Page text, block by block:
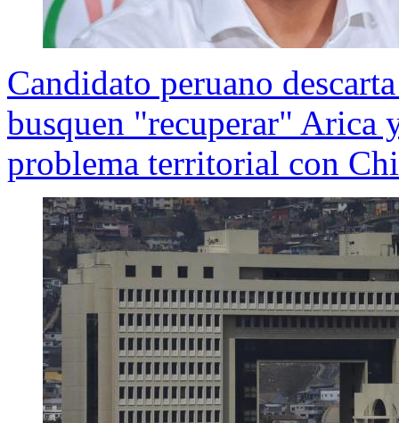
Candidato peruano
busquen "recuperar" Arica
problema territorial con